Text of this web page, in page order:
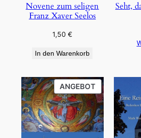
Novene zum seligen
Franz Xaver Seelos
1,50€
In den Warenkorb
Seht,
ANGEBOTPRODUKT
IM
ANGEBOT